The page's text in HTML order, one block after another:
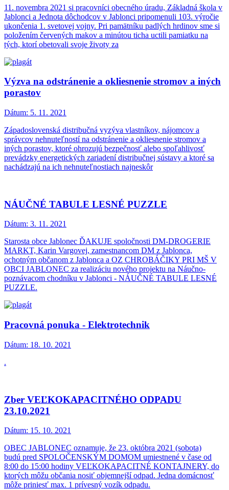
11. novembra 2021 si pracovníci obecného úradu, Základná škola v
Jablonci a Jednota dôchodcov v Jablonci pripomenuli 103. výročie
ukončenia 1. svetovej vojny. Pri pamätníku padlých hrdinov sme si
položením červených makov a minútou ticha uctili pamiatku na
tých, ktorí obetovali svoje životy za
Výzva na odstránenie a okliesnenie stromov a iných
porastov
Dátum: 5. 11. 2021
Západoslovenská distribučná vyzýva vlastníkov, nájomcov a
správcov nehnuteľností na odstránenie a okliesnenie stromov a
iných porastov, ktoré ohrozujú bezpečnosť alebo spoľahlivosť
prevádzky energetických zariadení distribučnej sústavy a ktoré sa
nachádzajú na ich nehnuteľnostiach najneskôr
NÁUČNÉ TABULE LESNÉ PUZZLE
Dátum: 3. 11. 2021
Starosta obce Jablonec ĎAKUJE spoločnosti DM-DROGERIE
MARKT, Karin Vargovej, zamestnancom DM z Jablonca,
ochotným občanom z Jablonca a OZ CHROBÁČIKY PRI MŠ V
OBCI JABLONEC za realizáciu nového projektu na Náučno-
poznávacom chodníku v Jablonci - NÁUČNÉ TABULE LESNÉ
PUZZLE.
Pracovná ponuka - Elektrotechnik
Dátum: 18. 10. 2021
.
Zber VEĽKOKAPACITNÉHO ODPADU
23.10.2021
Dátum: 15. 10. 2021
OBEC JABLONEC oznamuje, že 23. októbra 2021 (sobota)
budú pred SPOLOČENSKÝM DOMOM umiestnené v čase od
8:00 do 15:00 hodiny VEĽKOKAPACITNÉ KONTAJNERY, do
ktorých môžu občania nosiť objemnejší odpad. Jedna domácnosť
môže priniesť max. 1 prívesný vozík odpadu.